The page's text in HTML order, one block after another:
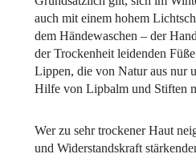
auch mit einem hohem
dem Händewaschen – der
der Trockenheit leidenden
Lippen, die von Natur aus nur
Hilfe von Lipbalm und Stiften
Wer zu sehr trockener Haut
und Widerstandskraft